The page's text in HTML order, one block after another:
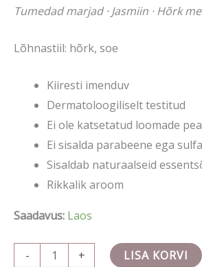
Tumedad marjad · Jasmiin · Hõrk
Lõhnastiil: hõrk, soe
Kiiresti imenduv
Dermatoloogiliselt testitud
Ei ole katsetatud loomade
Ei sisalda parabeene ega
Sisaldab naturaalseid
Rikkalik aroom
Saadavus: Laos
- + LISA KORVI